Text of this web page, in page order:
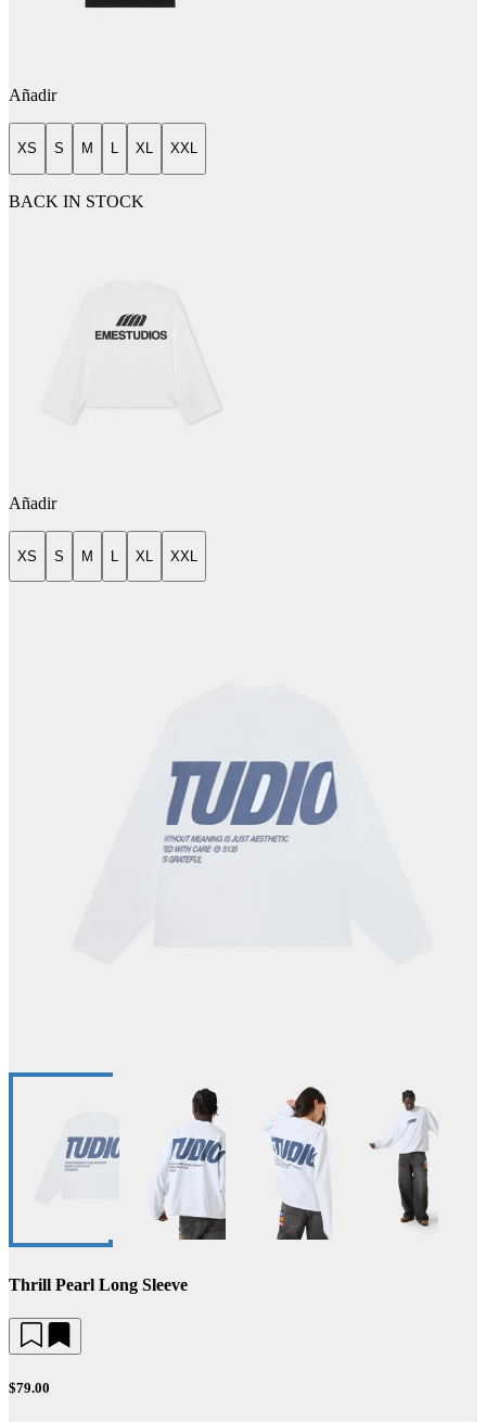
Añadir
XS S M L XL XXL
BACK IN STOCK
Añadir
XS S M XL XXL
Thrill Pearl Long Sleeve
$79.00